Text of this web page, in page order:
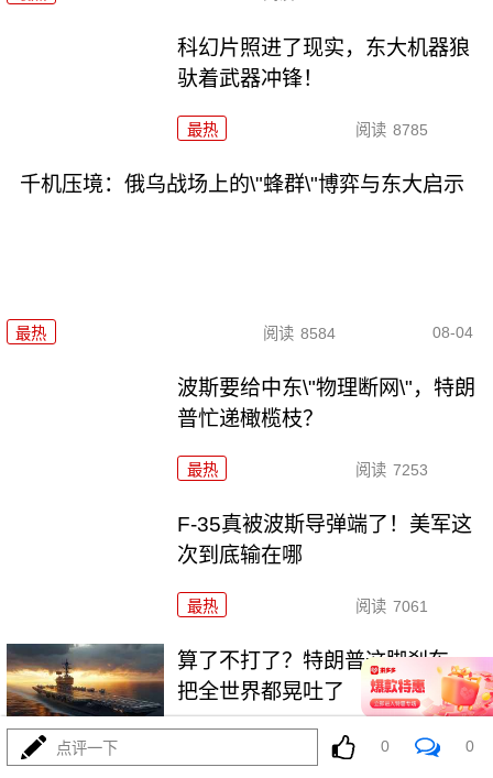
科幻片照进了现实，东大机器狼
驮着武器冲锋！
最热 阅读 8785
千机压境：俄乌战场上的\"蜂群\"博弈与东大启示
最热 阅读 8584 08-04
波斯要给中东\"物理断网\"，特朗
普忙递橄榄枝？
最热 阅读 7253
F-35真被波斯导弹端了！美军这
次到底输在哪
最热 阅读 7061
算了不打了？特朗普这脚刹车，
把全世界都晃吐了
阅读 15842
点评一下 0 0